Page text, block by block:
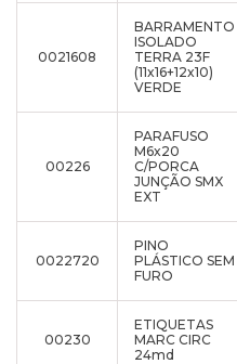
0021608
BARRAMENTO
ISOLADO
TERRA 23F
(11x16+12x10)
VERDE
00226
PARAFUSO
M6x20
C/PORCA
JUNÇÃO SMX
EXT
0022720
PINO
PLÁSTICO SEM
FURO
00230
ETIQUETAS
MARC CIRC
24md